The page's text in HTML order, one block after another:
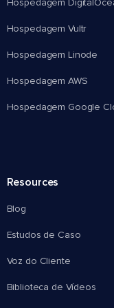
Hospedagem
Hospedagem Vultr
Hospedagem Linode
Hospedagem AWS
Hospedagem Google
Resources
Blog
Estudos de Caso
Voz do Cliente
Biblioteca de Vídeos